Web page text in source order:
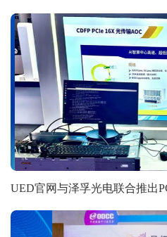
UED官网与泽孚光电联合推出